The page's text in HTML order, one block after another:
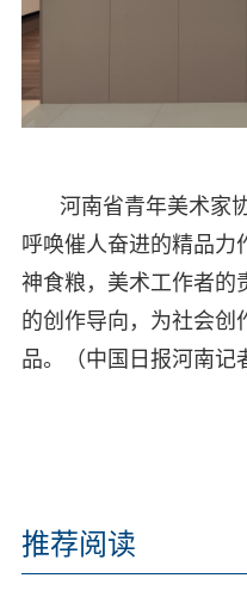
河南省青年美术家
呼唤催人奋进的精品力
神食粮，美术工作者的
的创作导向，为社会创
品。（中国日报河南记
推荐阅读